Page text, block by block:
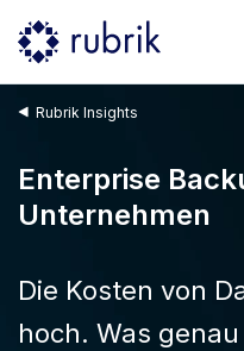
Rubrik Insights
Enterprise
Unternehmen
Die Kosten von
hoch. Was